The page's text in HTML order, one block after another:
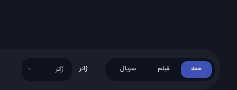
همه فیلم سریال ژانر ژانر